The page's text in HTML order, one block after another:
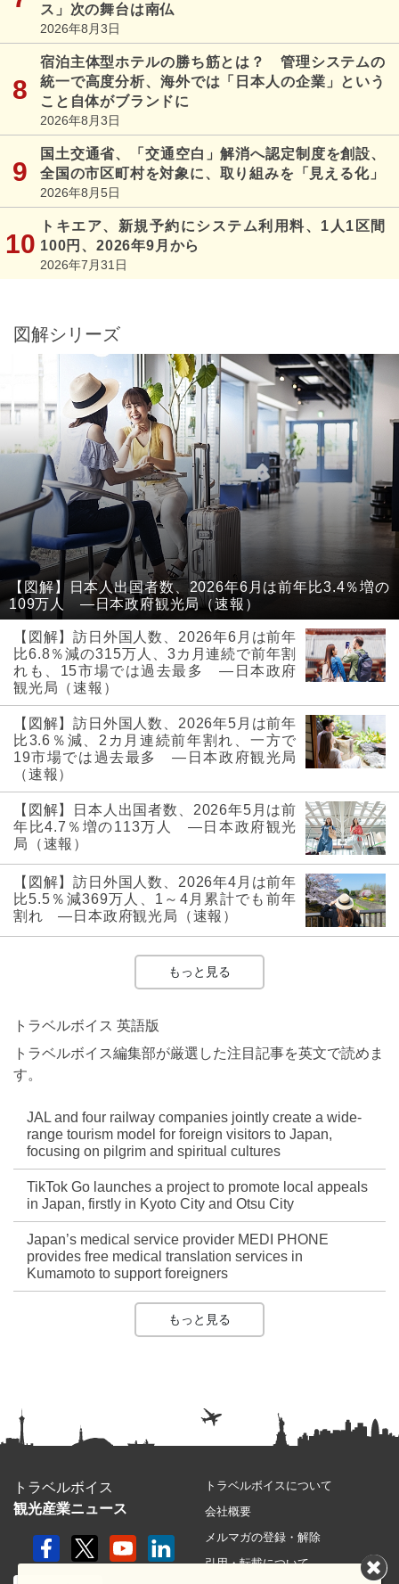
ス」次の舞台は南仏
2026年8月3日
宿泊主体型ホテルの勝ち筋とは？ 管理システムの
統一で高度分析、海外では「日本人の企業」という
こと自体がブランドに
2026年8月3日
国土交通省、「交通空白」解消へ認定制度を創設、
全国の市区町村を対象に、取り組みを「見える化」
2026年8月5日
トキエア、新規予約にシステム利用料、1人1区間
100円、2026年9月から
2026年7月31日
図解シリーズ
【図解】日本人出国者数、2026年6月は前年比3.4％増の
109万人 ―日本政府観光局（速報）
【図解】訪日外国人数、2026年6月は前年
比6.8％減の315万人、3カ月連続で前年割
れも、15市場では過去最多 ―日本政府
観光局（速報）
【図解】訪日外国人数、2026年5月は前年
比3.6％減、2カ月連続前年割れ、一方で
19市場では過去最多 ―日本政府観光局
（速報）
【図解】日本人出国者数、2026年5月は前
年比4.7％増の113万人 ―日本政府観光
局（速報）
【図解】訪日外国人数、2026年4月は前年
比5.5％減369万人、1～4月累計でも前年
割れ ―日本政府観光局（速報）
もっと見る
トラベルボイス 英語版
トラベルボイス編集部が厳選した注目記事を英文で読めま
す。
JAL and four railway companies jointly create a wide-
range tourism model for foreign visitors to Japan,
focusing on pilgrim and spiritual cultures
TikTok Go launches a project to promote local appeals
in Japan, firstly in Kyoto City and Otsu City
Japan’s medical service provider MEDI PHONE
provides free medical translation services in
Kumamoto to support foreigners
もっと見る
トラベルボイス
観光産業ニュース
トラベルボイスについて
会社概要
メルマガの登録・解除
引用・転載について